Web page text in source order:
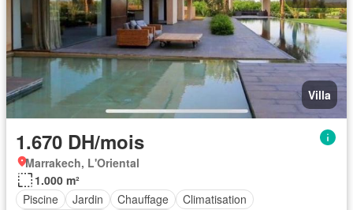
Villa
1.670 DH/mois
Marrakech, L'Oriental
1.000 m²
Piscine
Jardin Chauffage
Climatisation